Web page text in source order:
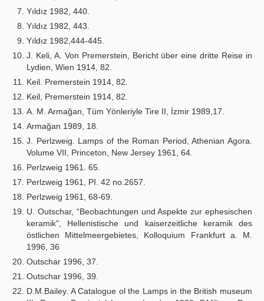
Yıldız 1982, 440.
Yıldız 1982, 443.
Yıldız 1982,444-445.
J. Keli, A. Von Premerstein, Bericht über eine dritte Reise in
Lydien, Wien 1914, 82.
Keil. Premerstein 1914, 82.
Keil, Premerstein 1914, 82.
A. M. Armağan, Tüm Yönleriyle Tire II, İzmir 1989,17.
Armağan 1989, 18.
J. Perlzweig. Lamps of the Roman Period, Athenian Agora.
Volume VII, Princeton, New Jersey 1961, 64.
Perlzweig 1961. 65.
Perlzweig 1961, PI. 42 no.2657.
Perlzweig 1961, 68-69.
U. Outschar, “Beobachtungen und Aspekte zur ephesischen
keramik", Hellenistische und kaiserzeitliche keramik des
östlichen Mittelmeergebietes, Kolloquium Frankfurt a. M.
1996, 36
Outschar 1996, 37.
Outschar 1996, 39.
D.M.Bailey. A Catalogue ol the Lamps in the British museum